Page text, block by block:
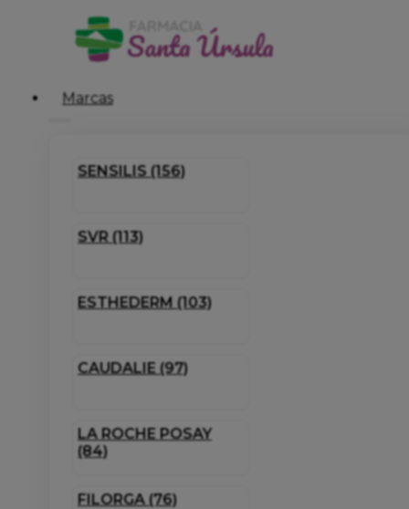
Marcas
SENSILIS (156)
SVR (113)
ESTHEDERM (103)
CAUDALIE (97)
LA ROCHE POSAY
(84)
FILORGA (76)